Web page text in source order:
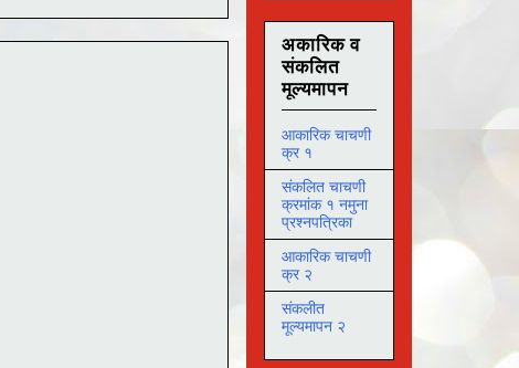
अकारिक व
संकलित
मूल्यमापन
आकारिक चाचणी
क्र १
संकलित चाचणी
क्रमांक १ नमुना
प्रश्नपत्रिका
आकारिक चाचणी
क्र २
संकलीत
मूल्यमापन २